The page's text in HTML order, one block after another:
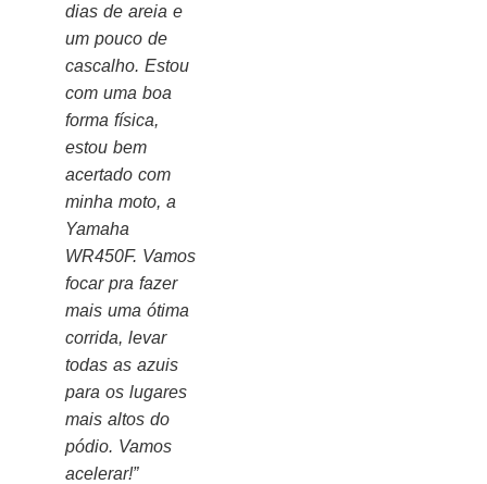
dias de areia e
um pouco de
cascalho. Estou
com uma boa
forma física,
estou bem
acertado com
minha moto, a
Yamaha
WR450F. Vamos
focar pra fazer
mais uma ótima
corrida, levar
todas as azuis
para os lugares
mais altos do
pódio. Vamos
acelerar!”